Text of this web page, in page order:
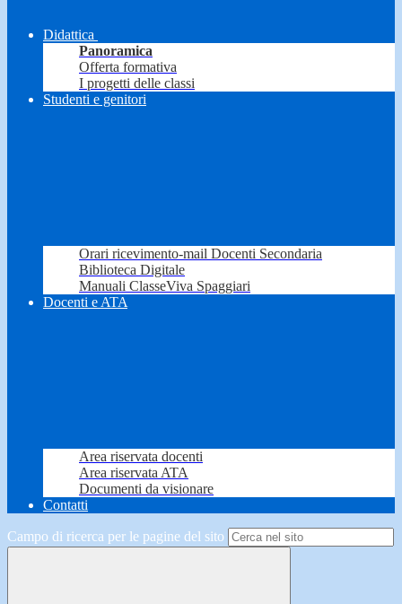
Didattica
Panoramica
Offerta formativa
I progetti delle classi
Studenti e genitori
Orari ricevimento-mail Docenti Secondaria
Biblioteca Digitale
Manuali ClasseViva Spaggiari
Docenti e ATA
Area riservata docenti
Area riservata ATA
Documenti da visionare
Contatti
Campo di ricerca per le pagine del sito